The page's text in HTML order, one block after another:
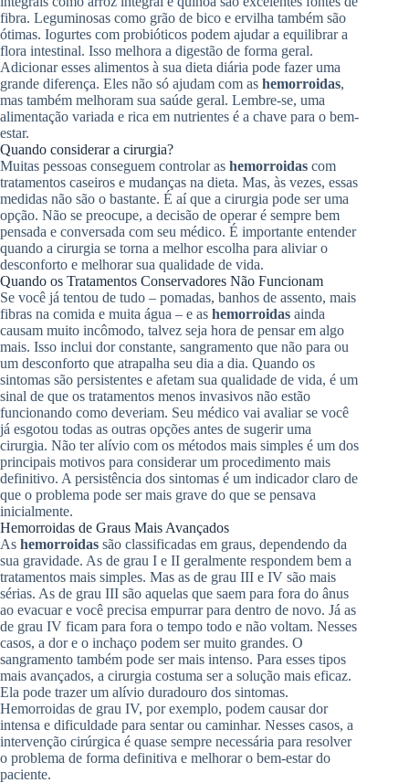
fibra. Leguminosas como grão de bico e ervilha também são
ótimas. Iogurtes com probióticos podem ajudar a equilibrar a
flora intestinal. Isso melhora a digestão de forma geral.
Adicionar esses alimentos à sua dieta diária pode fazer uma
grande diferença. Eles não só ajudam com as hemorroidas,
mas também melhoram sua saúde geral. Lembre-se, uma
alimentação variada e rica em nutrientes é a chave para o bem-
estar.
Quando considerar a cirurgia?
Muitas pessoas conseguem controlar as hemorroidas com
tratamentos caseiros e mudanças na dieta. Mas, às vezes, essas
medidas não são o bastante. É aí que a cirurgia pode ser uma
opção. Não se preocupe, a decisão de operar é sempre bem
pensada e conversada com seu médico. É importante entender
quando a cirurgia se torna a melhor escolha para aliviar o
desconforto e melhorar sua qualidade de vida.
Quando os Tratamentos Conservadores Não Funcionam
Se você já tentou de tudo – pomadas, banhos de assento, mais
fibras na comida e muita água – e as hemorroidas ainda
causam muito incômodo, talvez seja hora de pensar em algo
mais. Isso inclui dor constante, sangramento que não para ou
um desconforto que atrapalha seu dia a dia. Quando os
sintomas são persistentes e afetam sua qualidade de vida, é um
sinal de que os tratamentos menos invasivos não estão
funcionando como deveriam. Seu médico vai avaliar se você
já esgotou todas as outras opções antes de sugerir uma
cirurgia. Não ter alívio com os métodos mais simples é um dos
principais motivos para considerar um procedimento mais
definitivo. A persistência dos sintomas é um indicador claro de
que o problema pode ser mais grave do que se pensava
inicialmente.
Hemorroidas de Graus Mais Avançados
As hemorroidas são classificadas em graus, dependendo da
sua gravidade. As de grau I e II geralmente respondem bem a
tratamentos mais simples. Mas as de grau III e IV são mais
sérias. As de grau III são aquelas que saem para fora do ânus
ao evacuar e você precisa empurrar para dentro de novo. Já as
de grau IV ficam para fora o tempo todo e não voltam. Nesses
casos, a dor e o inchaço podem ser muito grandes. O
sangramento também pode ser mais intenso. Para esses tipos
mais avançados, a cirurgia costuma ser a solução mais eficaz.
Ela pode trazer um alívio duradouro dos sintomas.
Hemorroidas de grau IV, por exemplo, podem causar dor
intensa e dificuldade para sentar ou caminhar. Nesses casos, a
intervenção cirúrgica é quase sempre necessária para resolver
o problema de forma definitiva e melhorar o bem-estar do
paciente.